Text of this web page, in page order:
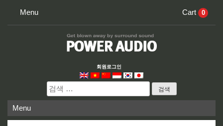
content
Menu Cart 0
회원로그인
검
색:
Menu